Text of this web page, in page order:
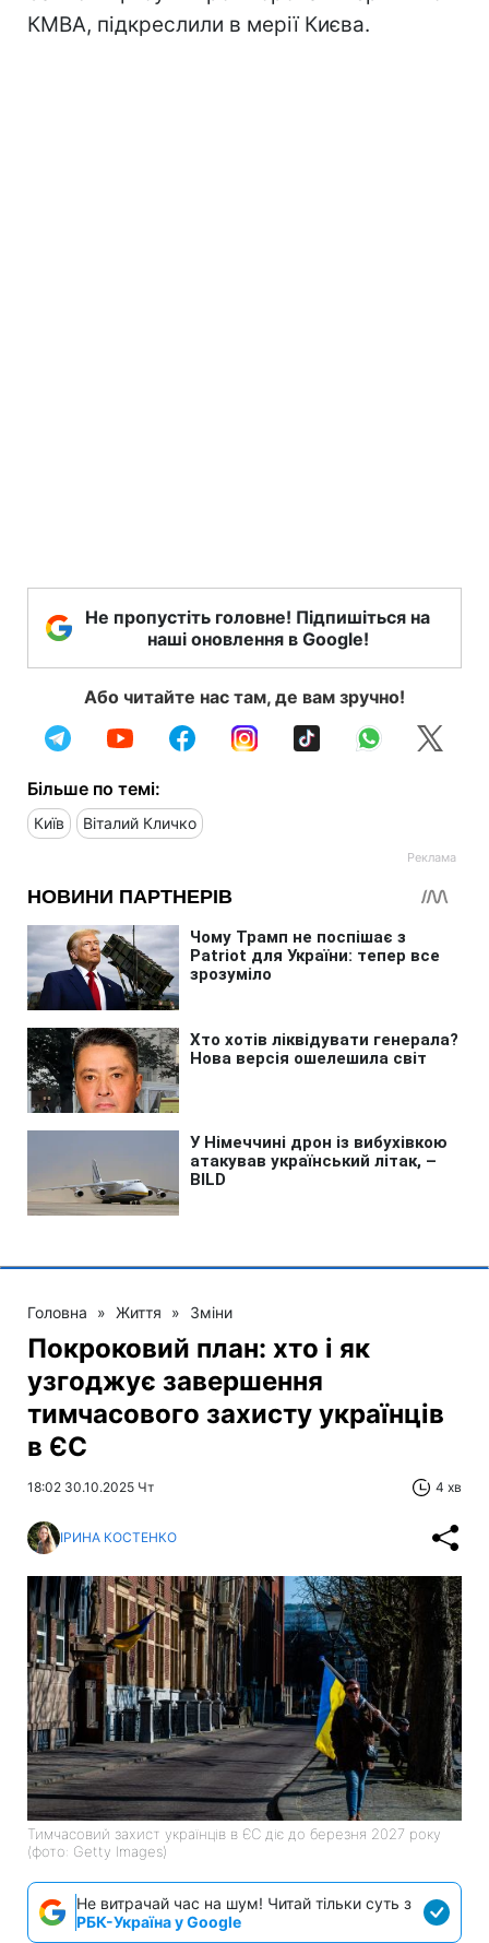
КМВА, підкреслили в мерії Києва.
Не пропустіть головне! Підпишіться на
наші оновлення в Google!
Або читайте нас там, де вам зручно!
Більше по темі:
Київ Віталий Кличко
Головна » Життя » Зміни
Покроковий план: хто і як
узгоджує завершення
тимчасового захисту українців
в ЄС
18:02 30.10.2025 Чт 4 хв
ІРИНА КОСТЕНКО
Тимчасовий захист українців в ЄС діє до березня 2027 року
(фото: Getty Images)
Не витрачай час на шум! Читай тільки суть з
РБК-Україна у Google